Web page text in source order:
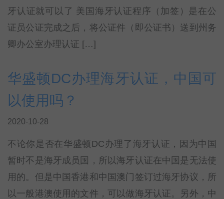
牙认证就可以了 美国海牙认证程序（加签）是在公
证员公证完成之后，将公证件（即公证书）送到州务
卿办公室办理认证 […]
华盛顿DC办理海牙认证，中国可
以使用吗？
2020-10-28
不论你是否在华盛顿DC办理了海牙认证，因为中国
暂时不是海牙成员国，所以海牙认证在中国是无法使
用的。但是中国香港和中国澳门签订过海牙协议，所
以一般港澳使用的文件，可以做海牙认证。另外，中